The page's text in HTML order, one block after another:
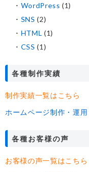
WordPress (1)
SNS (2)
HTML (1)
CSS (1)
各種制作実績
制作実績一覧はこちら
ホームページ制作・運用
各種お客様の声
お客様の声一覧はこちら